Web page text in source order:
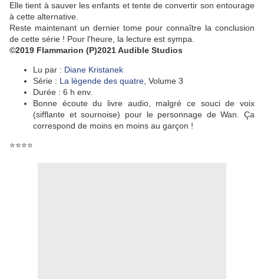
Elle tient à sauver les enfants et tente de convertir son entourage
à cette alternative.
Reste maintenant un dernier tome pour connaître la conclusion
de cette série ! Pour l'heure, la lecture est sympa.
©2019 Flammarion (P)2021 Audible Studios
Lu par : Diane Kristanek
Série : La légende des quatre , Volume 3
Durée : 6 h env.
Bonne écoute du livre audio, malgré ce souci de voix
(sifflante et sournoise) pour le personnage de Wan. Ça
correspond de moins en moins au garçon !
⭐⭐⭐⭐